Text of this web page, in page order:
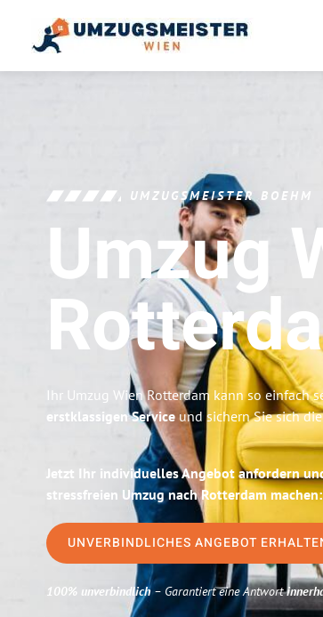
UMZUGSMEISTER BOEHM
Umzug
Ihr Umzug Wien Rotterdam kann so einfach
erstklassigen Service und sichern Sie sich
Jetzt Ihr individuelles Angebot anfordern
stressfreien Umzug nach Rotterdam machen:
UNVERBINDLICHES ANGEBOT
100% unverbindlich– Garantiert eine Antwort